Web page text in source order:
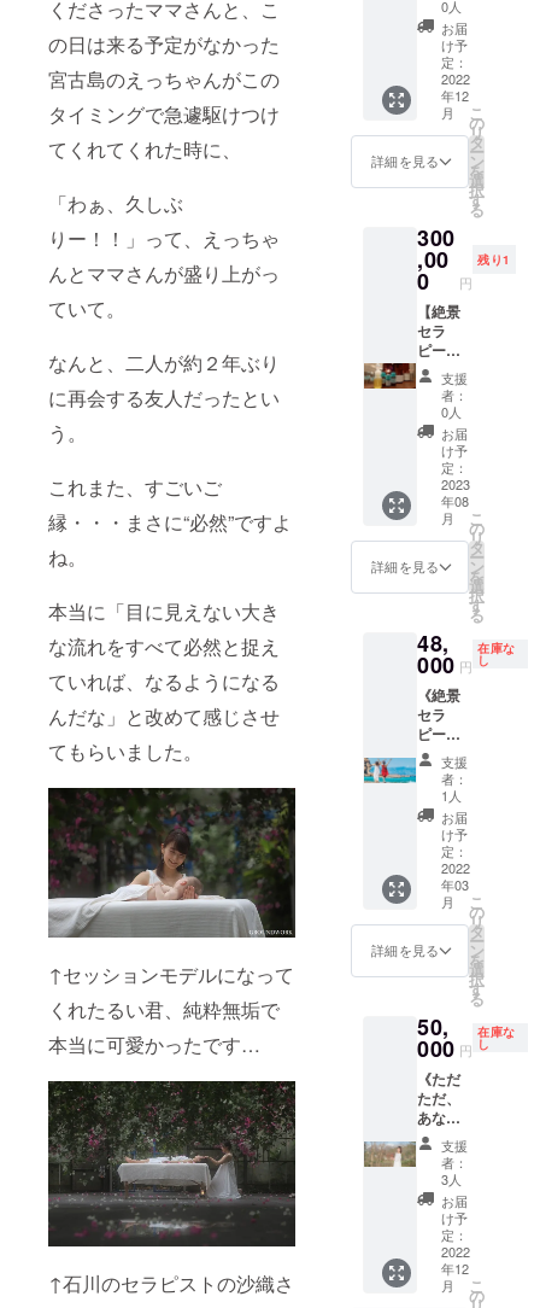
くださったママさんと、こ
の日は来る予定がなかった
宮古島のえっちゃんがこの
タイミングで急遽駆けつけ
てくれてくれた時に、
「わぁ、久しぶ
りー！！」って、えっちゃ
んとママさんが盛り上がっ
ていて。
なんと、二人が約２年ぶり
に再会する友人だったとい
う。
これまた、すごいご
縁・・・まさに“必然”ですよ
ね。
本当に「目に見えない大き
な流れをすべて必然と捉え
ていれば、なるようになる
んだな」と改めて感じさせ
てもらいました。
↑セッションモデルになって
くれたるい君、純粋無垢で
本当に可愛かったです…
↑石川のセラピストの沙織さ
お楽し
みいた
だけま
す。
（な
お、
URLに
アクセ
際はご
自身の
ペース
で写真
を送る
ことが
でき、
ダウン
ロード
ファイ
ルでご
覧いた
だく際
は自動
で写真
が送ら
れてい
く仕組
※「絶景
セラ
ピー
フォト
ムー
ビー」
＋「撮
影ロケ
でのメ
イキン
グフォ
トムー
ビー」
はMP4
形式の
ファイ
ルでお
ます。
※写真の
撮影ス
ポット
やシー
ン等の
数は、
集まっ
た資金
に応じ
て変動
たしま
す。 ※
写真
リック
するだ
けで写
真集に
アクセ
スして
見るこ
とがで
きま
す。）
のアク
セス
は、６
カ月間
有効と
なりま
す。そ
の間に
お手持
ちのデ
バイス
（PC
等）に
ダウン
ロード
してお
いてい
ただけ
れば、
ダウン
ファイ
ルで
ずっと
お楽し
みいた
だけま
す。
（な
お、
URLに
アクセ
スして
ご覧い
ただく
際はご
自身の
ペース
でき、
ダウン
ロード
ファイ
ルでご
覧いた
だく際
は自動
で写真
が送ら
れてい
く仕組
みとな
りま
す。）
を行わ
せてい
ただく
際のベ
ビー
シッ
ター ※
もし、
募集さ
せてい
た上で
ベビー
シッ
ターの
需要が
なかっ
た場合
は、そ
のまま
全額を
絶景セ
ラピー
写真集
作成の
ための
費用に
あてさ
せてい
ただき
ます。
の程、
宜しく
お願い
致しま
す。
名前掲
載され
る」
「直筆
サイン
対応可
能」と
なりま
す。ま
た、お
ひとり
にお手
紙を添
えて、
心を込
めて発
送させ
ていた
だきま
す！ ＊
デジタ
ル写真
集とは
種類も
枚数も
異なる
ものと
なりま
す。 ＊
送料無
▶「写
真集制
作協
力」と
いう形
で、お
名前を
写真集
の奥付
（最後
のペー
ジ）掲
載させ
ていた
だきま
す。
（掲載
名にご
指定が
合、リ
ターン
申込時
の「備
考欄」
にご記
載くだ
さい。
記載が
ない場
合、お
申込時
のお名
前で掲
載させ
だく形
を取ら
せてい
ただき
ます。
＊でき
験値や
目的が
セラピ
ストさ
ん同士
でペア
を組ま
せてい
ただき
ます。
＊開催
日時
は、ご
希望日
をお伺
いし、
スケ
ジュー
いただ
きま
（お届
け予定
は２０
２２年
２月と
ありま
すが、
「２月
以降で
開催」
という
意図に
なりま
す。）
＊Zoom
当日は
実技を
行いま
すの
マッ
サージ
モデル
となる
方がい
るとベ
ストで
す。
（いな
くても
ご参加
いただ
けま
す。）
＊Zoom
サージ
にかけ
れる金
銭的な
余裕が
ない」
と二の
む方が
多いの
そこ
で、ご
支援の
リター
ンとし
て「子
育てで
疲れ
切った
お母さ
んにエ
サレン
マッ
サージ
をプレ
ゼン
せてい
ただき
ントし
たい方
がい
らっ
しゃれ
ばその
方をご
招待さ
せてい
ただき
ます
し、特
定の方
がなけ
で今回
の趣旨
させて
いただ
いた上
で募集
をかけ
させて
いただ
きま
す。 温
かいご
支援を
どうぞ
宜しく
お願い
致しま
ます。
https://
ground
work-
care.co
m/acce
ss/ ※今
年後の
２０２
まで有
効とさ
せてい
ます。
※現在予
定はあ
りませ
んが、
万一、
今後3年
の間に
サロン
の移転
などが
ござい
ら、そ
ちらで
くこと
になり
ます。
※もし期
間内に
お受け
いただ
けな
かった
場合
は、付
随する
「オリ
ジナル
アロマ
ブレン
ドマッ
ル」の
両方を
お送り
させて
いただ
くこと
も可能
です。
※基本的
に「大
阪市鶴
見区の
サロ
ン」で
よい日
時で決
めさせ
ていた
だきま
す。 (土
日祝は
ご希望
に沿え
本的に
平日の
ランチ
タイム
でお願
いでき
れば有
難く思
いま
す。) ※
現地ま
でのご
自身の
交通費
はご負
担願い
ます。
※出逢い
させて
いただ
す。
絶景で
トリー
トメン
トして
いる写
真を撮
影しま
す！ 普
環境…
しかも
絶景で
トリー
トメン
トを行
うの
で、正
直、大
変なこ
ともあ
りま
す。 た
だ、
はっき
り言っ
て、
めっ
色々と
お話し
たり、
セッ
ション
した
り、ロ
ケを通
して、
一生思
い出に
残るか
けがえ
のない
体験を
一緒に
してみ
ンに含
まれる
絶景セ
ラピー
同行権
（１名
様） ・
絶景セ
ラピー
シーン
の写真
撮影 ・
マッ
サージ
品のみ
を撮影
し、そ
のデー
タをお
渡しし
ます》
絶景セ
ラピー
撮影の
行く
様々な
絶景ス
ポット
に御社
の商品
を持参
し、商
品のみ
を撮
影。 そ
の画像
データ
をお渡
し致し
ます！
（例）
・絶景×
マッ
サージ
のみの
シーン
・絶景×
リネン
類（タ
オル
類）の
シーン
・絶景×
精油の
シーン
・絶景×
オイル
のシー
ン ・絶
景でモ
デルが
に横た
わって
いる
シーン
・施術
では、
手元の
みのが
映って
いる
シーン
ど・・
的に、
0人
お届
け予
定：
2022
年12
月
詳細を見る
こ
の
リ
タ
ー
ン
を
選
択
す
る
300
,00
0 円
残り1
【絶景
セラ
ピー写
真上映
＆ト
リート
メント
イベン
トを開
催させ
ていた
だきま
す！＋
写真集
お名前
掲載】
内で
「絆」
をテー
マにし
た、絶
景セラ
ピー
フォト
ムー
ビー上
映＆ト
リート
メント
イベン
トを開
催させ
ていた
場では
プロ
ジェク
ターで
写真と
音楽を
使った
絶景セ
ラピー
フォト
ムー
ビー等
を映
し、そ
の空間
支援
者：
0人
お届
け予
定：
2023
年08
月
詳細を見る
こ
の
リ
タ
ー
ン
を
選
択
す
る
48,
000 円
在庫な
し
《絶景
セラ
ピー撮
影同行
＆あな
たのセ
ラピス
トとし
てのブ
ラン
ディン
グ写真
を撮影
しま
す！+写
真集お
載》 絶
景セラ
ピーの
撮影ロ
ケに同
行して
いただ
き、あ
なたが
絶景で
トリー
トメン
トして
いる写
真を撮
支援
者：
1人
お届
け予
定：
2022
年03
月
詳細を見る
こ
の
リ
タ
ー
ン
を
選
択
す
る
50,
000 円
在庫な
し
《ただ
ただ、
あなた
に心の
底から
感謝い
たしま
す！》
このプ
ロジェ
クト、
福井真
支援
者：
3人
お届
け予
定：
2022
年12
月
こ
の